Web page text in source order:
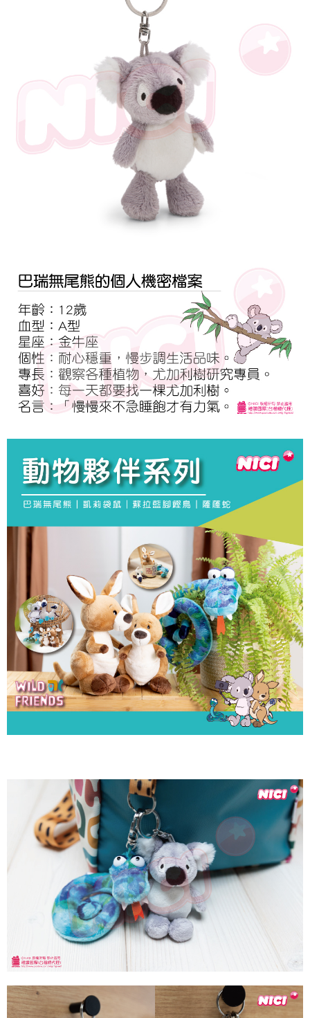
２．訂單成立數日內，您將收到繳費通知簡訊。
３．收到繳費通知簡訊後14天內，點擊此簡訊中的連結，可透過四大超商／
ATM／網路銀行／等多元方式進行付款，方視為交易完成。
※ 請注意：結帳手續完成當下不需立刻繳費，但若您需要取消訂單，請聯絡
購買商品的店家。未經商家同意取消之訂單仍視為有效，需透過AFTEE先享
※ 交易是否成功請以「AFTEE先享後付 」之結帳頁面顯示為準，若有關於
是否繳費成功／繳費後需取消欲退款等相關疑問，請聯繫「AFTEE先享後付
https://netprotections.freshdesk.com/support/home
【注意事項】
１．透過由恩沛科技股份有限公司提供之「AFTEE先享後付」服務完成之交
易，需依本服務之必要範圍內提供個人資料，並將交易相關給付款項請求債
權轉讓予恩沛科技股份有限公司。
２．關於個人資料處理事宜，請瀏覽以下網址：
https://aftee.tw/terms/#terms3
３．未成年的使用者請事先徵得法定代理人或監護人之同意方可使用
「AFTEE先享後付」，若未經同意申辦者引起之損失，本公司不負相關責
５．嚴禁一人註冊多個帳號或使用他人資訊註冊。若發現惡意使用之情形，
恩沛科技股份有限公司將有權停止該用戶之使用額度並採取法律行動。
每筆NT$100，滿NT$490(含以上)免運費
每筆NT$100，滿NT$990(含以上)免運費
海外國家